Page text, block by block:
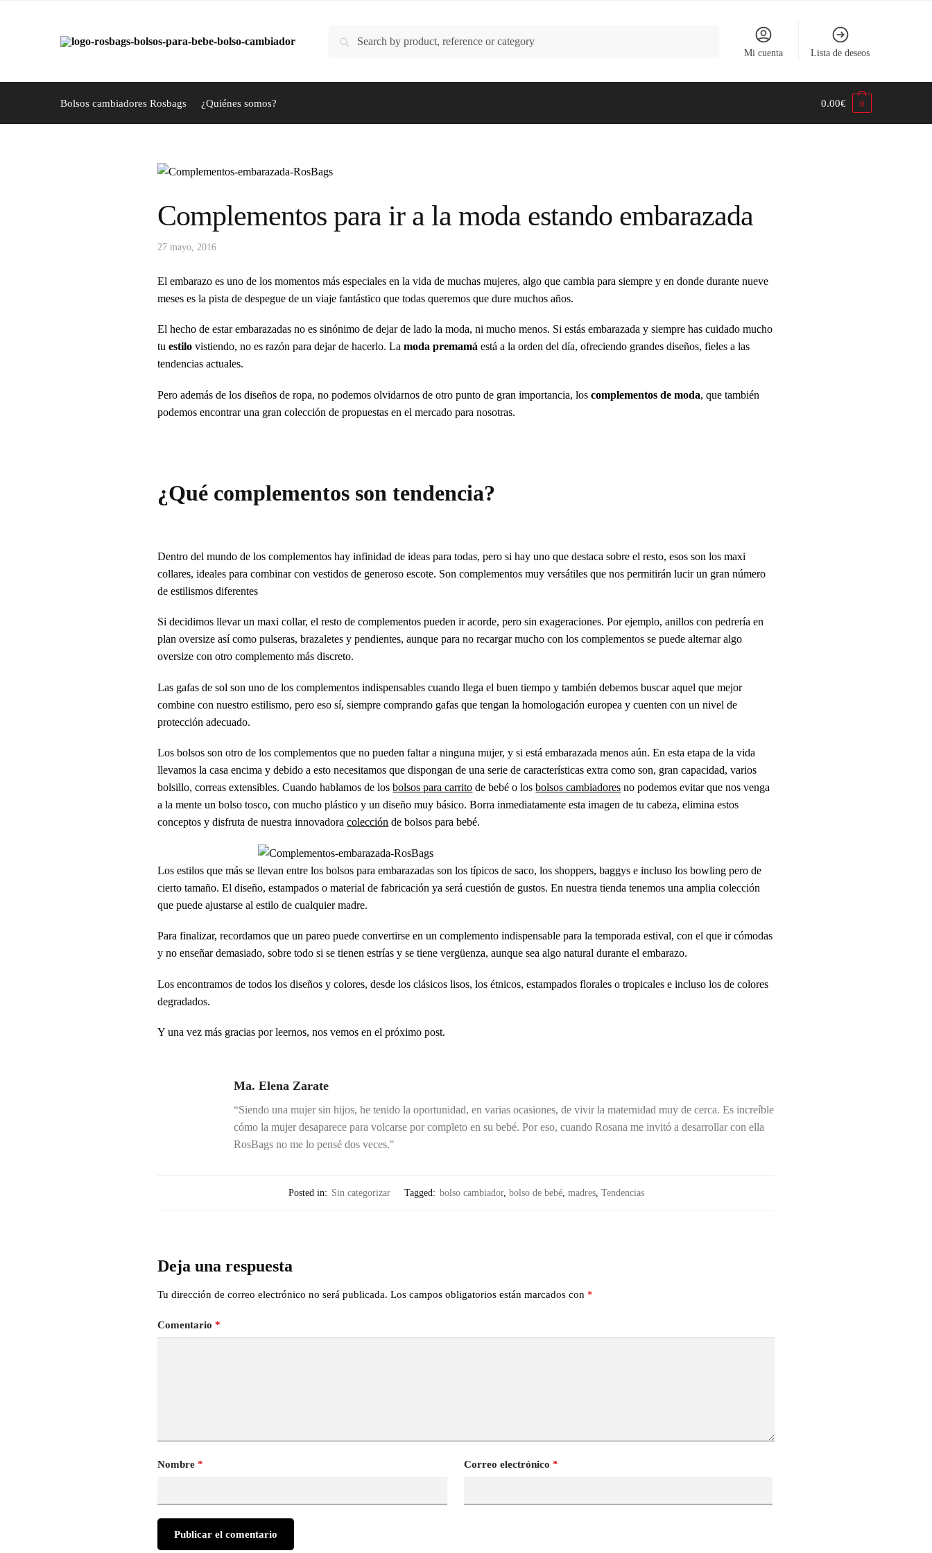
Buscar
Mi cuenta Lista de deseos
Bolsos cambiadores Rosbags ¿Quiénes somos? 0.00€ 0
Complementos para ir a la moda estando embarazada
27 mayo, 2016
El embarazo es uno de los momentos más especiales en la vida de muchas mujeres, algo que cambia para siempre y en donde durante nueve
meses es la pista de despegue de un viaje fantástico que todas queremos que dure muchos años.
El hecho de estar embarazadas no es sinónimo de dejar de lado la moda, ni mucho menos. Si estás embarazada y siempre has cuidado mucho
tuestilo vistiendo, no es razón para dejar de hacerlo. Lamoda premamá está a la orden del día, ofreciendo grandes diseños, fieles a las
tendencias actuales.
Pero además de los diseños de ropa, no podemos olvidarnos de otro punto de gran importancia, loscomplementos de moda, que también
podemos encontrar una gran colección de propuestas en el mercado para nosotras.
¿Qué complementos son tendencia?
Dentro del mundo de los complementos hay infinidad de ideas para todas, pero si hay uno que destaca sobre el resto, esos son los maxi
collares, ideales para combinar con vestidos de generoso escote. Son complementos muy versátiles que nos permitirán lucir un gran número
de estilismos diferentes
Si decidimos llevar un maxi collar, el resto de complementos pueden ir acorde, pero sin exageraciones. Por ejemplo, anillos con pedrería en
plan oversize así como pulseras, brazaletes y pendientes, aunque para no recargar mucho con los complementos se puede alternar algo
oversize con otro complemento más discreto.
Las gafas de sol son uno de los complementos indispensables cuando llega el buen tiempo y también debemos buscar aquel que mejor
combine con nuestro estilismo, pero eso sí, siempre comprando gafas que tengan la homologación europea y cuenten con un nivel de
protección adecuado.
Los bolsos son otro de los complementos que no pueden faltar a ninguna mujer, y si está embarazada menos aún. En esta etapa de la vida
llevamos la casa encima y debido a esto necesitamos que dispongan de una serie de características extra como son, gran capacidad, varios
bolsillo, correas extensibles. Cuando hablamos de losbolsos para carrito de bebé o losbolsos cambiadores no podemos evitar que nos venga
a la mente un bolso tosco, con mucho plástico y un diseño muy básico. Borra inmediatamente esta imagen de tu cabeza, elimina estos
conceptos y disfruta de nuestra innovadoracolección de bolsos para bebé.
Los estilos que más se llevan entre los bolsos para embarazadas son los típicos de saco, los shoppers, baggys e incluso los bowling pero de
cierto tamaño. El diseño, estampados o material de fabricación ya será cuestión de gustos. En nuestra tienda tenemos una amplia colección
que puede ajustarse al estilo de cualquier madre.
Para finalizar, recordamos que un pareo puede convertirse en un complemento indispensable para la temporada estival, con el que ir cómodas
y no enseñar demasiado, sobre todo si se tienen estrías y se tiene vergüenza, aunque sea algo natural durante el embarazo.
Los encontramos de todos los diseños y colores, desde los clásicos lisos, los étnicos, estampados florales o tropicales e incluso los de colores
degradados.
Y una vez más gracias por leernos, nos vemos en el próximo post.
Ma. Elena Zarate
“Siendo una mujer sin hijos, he tenido la oportunidad, en varias ocasiones, de vivir la maternidad muy de cerca. Es increíble
cómo la mujer desaparece para volcarse por completo en su bebé. Por eso, cuando Rosana me invitó a desarrollar con ella
RosBags no me lo pensé dos veces."
Posted in: Sin categorizar Tagged: bolso cambiador, bolso de bebé, madres, Tendencias
Deja una respuesta
Tu dirección de correo electrónico no será publicada. Los campos obligatorios están marcados con *
Comentario*
Nombre* Correo electrónico*